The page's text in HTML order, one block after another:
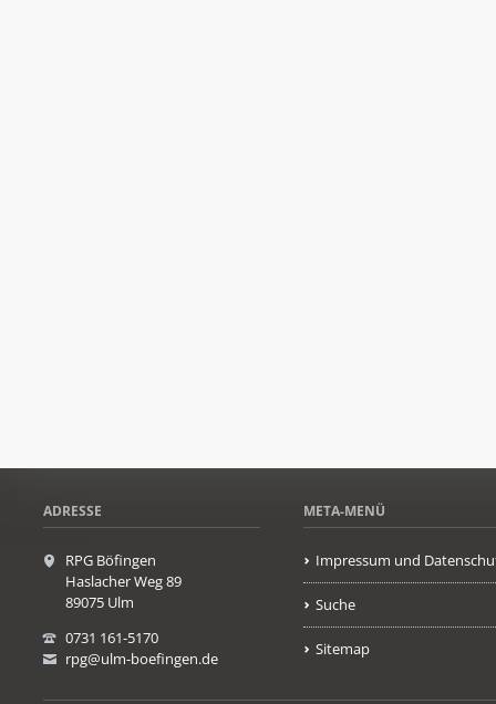
ADRESSE
RPG Böfingen
Haslacher Weg 89
89075 Ulm
0731 161-5170
rpg@ulm-boefingen.de
META-MENÜ
Impressum und
Suche
Sitemap